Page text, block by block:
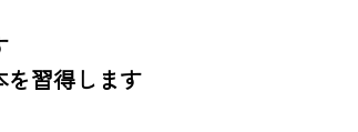
を習得します